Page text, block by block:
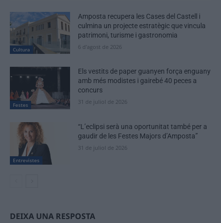
Cultura
Amposta recupera les Cases del Castell i
culmina un projecte estratègic que vincula
patrimoni, turisme i gastronomia
6 d'agost de 2026
Festes
Els vestits de paper guanyen força enguany
amb més modistes i gairebé 40 peces a
concurs
31 de juliol de 2026
Entrevistes
“L’eclipsi serà una oportunitat també per a
gaudir de les Festes Majors d’Amposta”
31 de juliol de 2026
DEIXA UNA RESPOSTA